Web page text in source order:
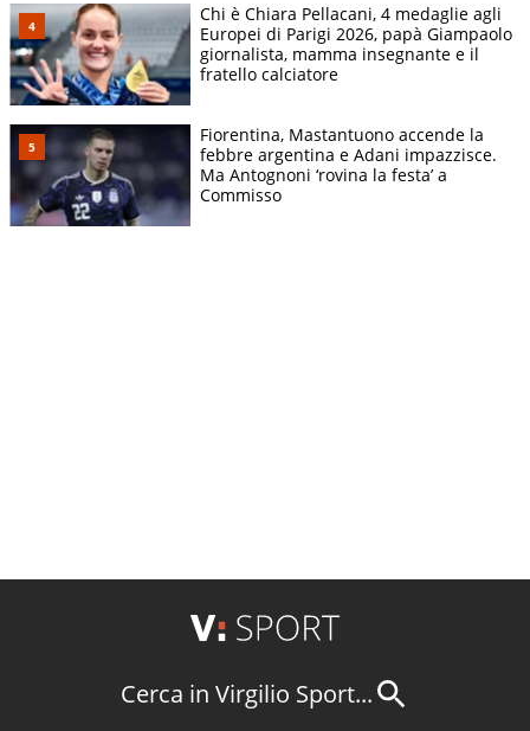
Chi è Chiara Pellacani, 4 medaglie agli
Europei di Parigi 2026, papà Giampaolo
giornalista, mamma insegnante e il
fratello calciatore
Fiorentina, Mastantuono accende la
febbre argentina e Adani impazzisce.
Ma Antognoni ‘rovina la festa’ a
Commisso
Cerca in Virgilio Sport...